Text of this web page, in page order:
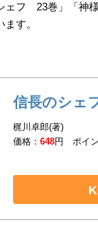
ェフ 23巻」「神
す。
信長のシェ
梶川卓郎(著)
価格：648円 ポイ